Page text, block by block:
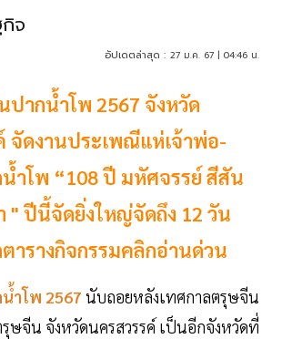
จ
อัปเดตล่าสุด : 27 ม.ค. 67 | 04:46 น.
ากน้ำโพ 2567 จังหวัด
จัดงานประเพณีแห่เจ้าพ่อ-
น้ำโพ “108 ปี มหัศจรรย์ สีสัน
" ปีนี้จัดยิ่งใหญ่จัดถึง 12 วัน
ารางกิจกรรมคลิกอ่านด่วน
ำโพ 2567 นับถอยหลังเทศกาลตรุษจีน
ษจีน จังหวัดนครสวรรค์ เป็นอีกจังหวัดที่